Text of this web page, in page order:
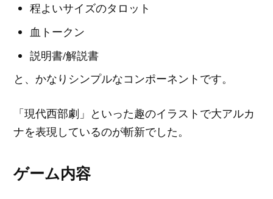
程よいサイズのタロット
血トークン
説明書/解説書
と、かなりシンプルなコンポーネントです。
「現代西部劇」といった趣のイラストで大アルカ
ナを表現しているのが斬新でした。
ゲーム内容